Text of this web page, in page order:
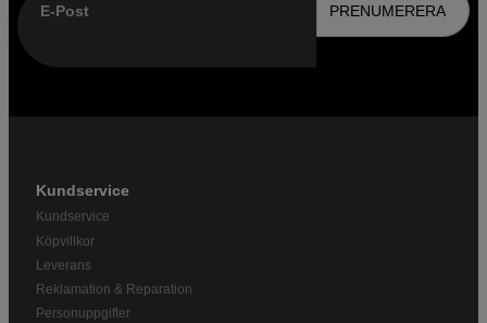
E-Post PRENUMERERA
Kundservice
Kundservice
Köpvillkor
Leverans
Reklamation & Reparation
Personuppgifter